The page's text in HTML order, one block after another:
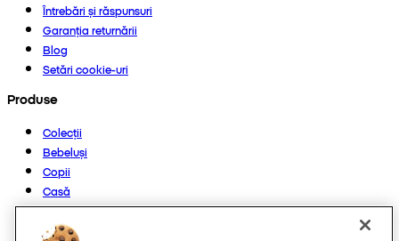
Întrebări și răspunsuri
Garanția returnării
Blog
Setări cookie-uri
Produse
Colecții
Bebeluși
Copii
Casă
Femei
Bărbați